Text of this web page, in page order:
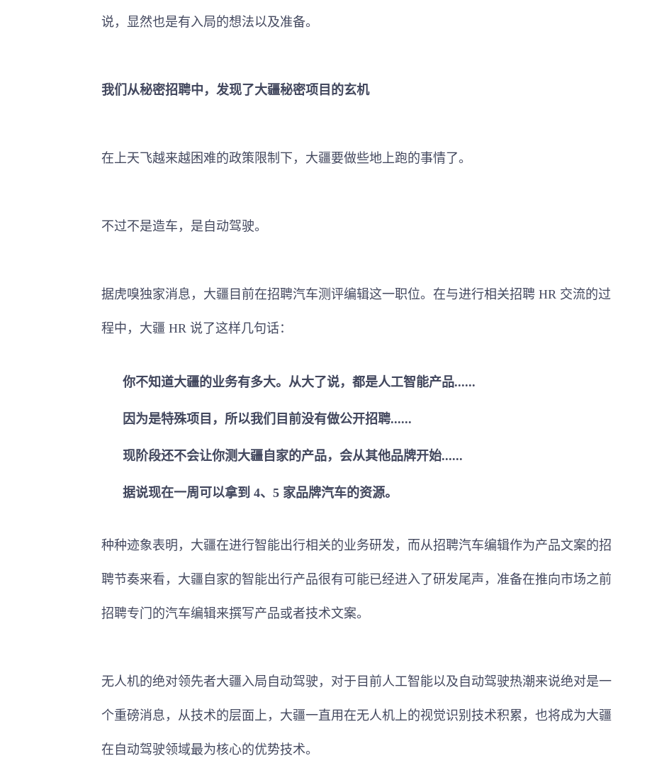
说，显然也是有入局的想法以及准备。
我们从秘密招聘中，发现了大疆秘密项目的玄机
在上天飞越来越困难的政策限制下，大疆要做些地上跑的事情了。
不过不是造车，是自动驾驶。
据虎嗅独家消息，大疆目前在招聘汽车测评编辑这一职位。在与进行相关招聘 HR 交流的过
程中，大疆 HR 说了这样几句话：
你不知道大疆的业务有多大。从大了说，都是人工智能产品......
因为是特殊项目，所以我们目前没有做公开招聘......
现阶段还不会让你测大疆自家的产品，会从其他品牌开始......
据说现在一周可以拿到 4、5 家品牌汽车的资源。
种种迹象表明，大疆在进行智能出行相关的业务研发，而从招聘汽车编辑作为产品文案的招
聘节奏来看，大疆自家的智能出行产品很有可能已经进入了研发尾声，准备在推向市场之前
招聘专门的汽车编辑来撰写产品或者技术文案。
无人机的绝对领先者大疆入局自动驾驶，对于目前人工智能以及自动驾驶热潮来说绝对是一
个重磅消息，从技术的层面上，大疆一直用在无人机上的视觉识别技术积累，也将成为大疆
在自动驾驶领域最为核心的优势技术。